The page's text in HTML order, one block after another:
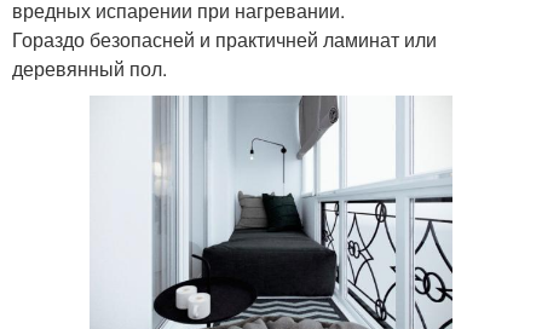
вредных испарении при нагревании.
Гораздо безопасней и практичней ламинат или
деревянный пол.